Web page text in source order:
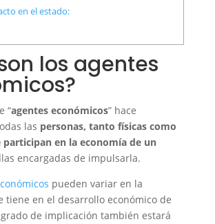
en el estado:
los agentes
“agentes económicos” hace
las personas, tanto físicas como
participan en la economía de un
encargadas de impulsarla.
pueden variar en la
tiene en el desarrollo económico de
de implicación también estará